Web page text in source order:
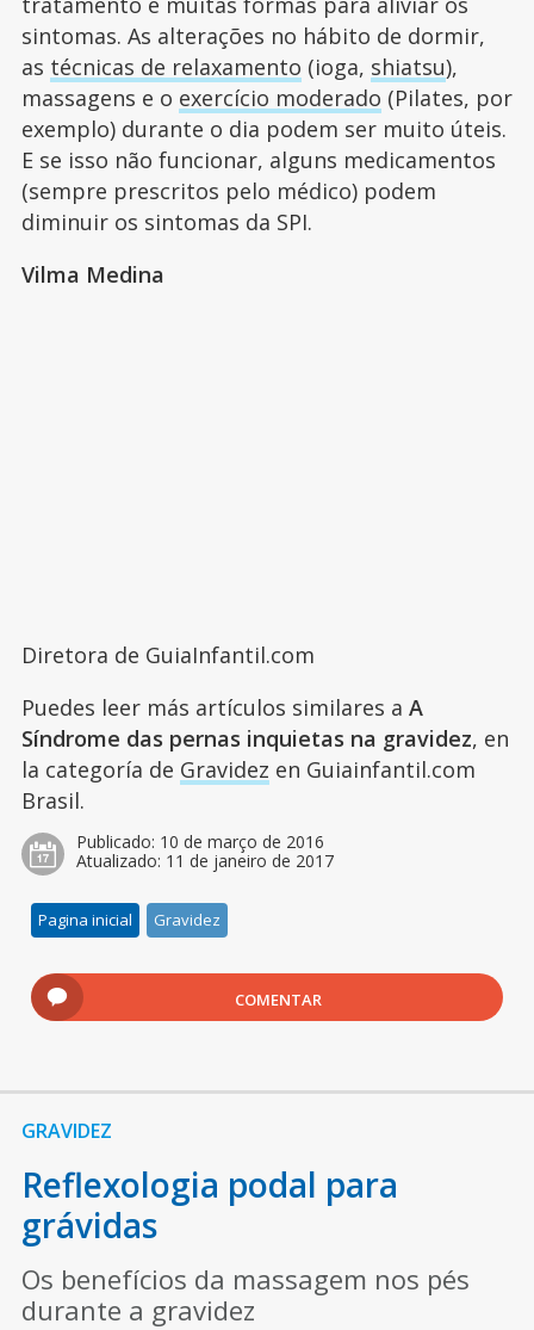
sintomas. As alterações no hábito de dormir,
as técnicas de relaxamento (ioga, shiatsu),
massagens e o exercício moderado (Pilates, por
exemplo) durante o dia podem ser muito úteis.
E se isso não funcionar, alguns medicamentos
(sempre prescritos pelo médico) podem
diminuir os sintomas da SPI.
Vilma Medina
Diretora de GuiaInfantil.com
Puedes leer más artículos similares a A
Síndrome das pernas inquietas na gravidez, en
la categoría de Gravidez en Guiainfantil.com
Brasil.
Publicado: 10 de março de 2016
Atualizado: 11 de janeiro de 2017
Pagina inicial Gravidez
COMENTAR
GRAVIDEZ
Reflexologia podal para
grávidas
Os benefícios da massagem nos pés
durante a gravidez